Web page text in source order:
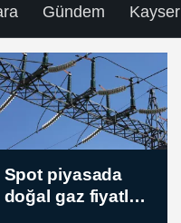
Gündem
Eski milli futbolcu
Haluk Erdem